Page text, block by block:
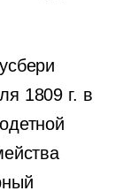
1809 г. в